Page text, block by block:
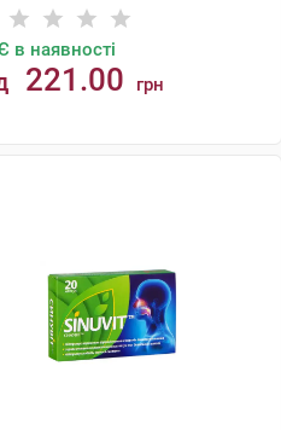
в наявності
221.00 грн